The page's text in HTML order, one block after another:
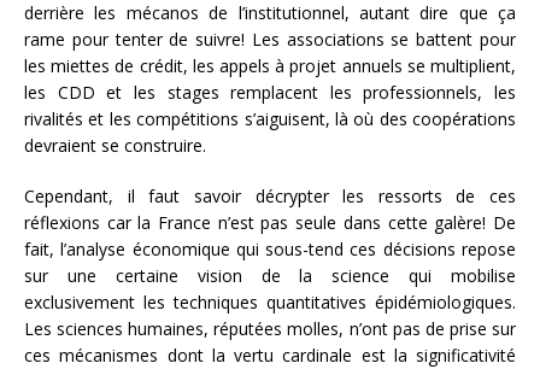
derrière les mécanos de l’institutionnel, autant dire que ça
rame pour tenter de suivre! Les associations se battent pour
les miettes de crédit, les appels à projet annuels se multiplient,
les CDD et les stages remplacent les professionnels, les
rivalités et les compétitions s’aiguisent, là où des coopérations
devraient se construire.
Cependant, il faut savoir décrypter les ressorts de ces
réflexions car la France n’est pas seule dans cette galère! De
fait, l’analyse économique qui sous-tend ces décisions repose
sur une certaine vision de la science qui mobilise
exclusivement les techniques quantitatives épidémiologiques.
Les sciences humaines, réputées molles, n’ont pas de prise sur
ces mécanismes dont la vertu cardinale est la significativité